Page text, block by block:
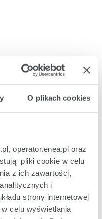
O plikach cookies
operator.enea.pl oraz
pliki cookie w celu
z ich zawartości,
i
strony internetowej
celu wyświetlania